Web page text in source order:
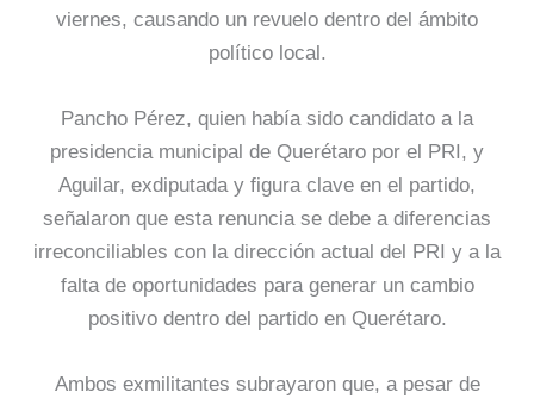
viernes, causando un revuelo dentro del ámbito
político local.
Pancho Pérez, quien había sido candidato a la
presidencia municipal de Querétaro por el PRI, y
Aguilar, exdiputada y figura clave en el partido,
señalaron que esta renuncia se debe a diferencias
irreconciliables con la dirección actual del PRI y a la
falta de oportunidades para generar un cambio
positivo dentro del partido en Querétaro.
Ambos exmilitantes subrayaron que, a pesar de